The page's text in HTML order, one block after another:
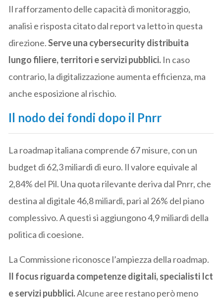
Il rafforzamento delle capacità di monitoraggio,
analisi e risposta citato dal report va letto in questa
direzione.Serve una cybersecurity distribuita
lungo filiere, territori e servizi pubblici. In caso
contrario, la digitalizzazione aumenta efficienza, ma
anche esposizione al rischio.
Il nodo dei fondi dopo il Pnrr
La roadmap italiana comprende 67 misure, con un
budget di 62,3 miliardi di euro. Il valore equivale al
2,84% del Pil. Una quota rilevante deriva dal Pnrr, che
destina al digitale 46,8 miliardi, pari al 26% del piano
complessivo. A questi si aggiungono 4,9 miliardi della
politica di coesione.
La Commissione riconosce l’ampiezza della roadmap.
Il focus riguarda competenze digitali, specialisti Ict
e servizi pubblici.Alcune aree restano però meno